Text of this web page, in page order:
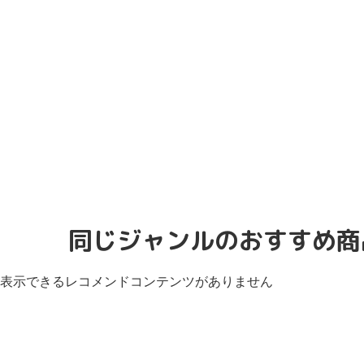
同じジャンルのおすすめ
表示できるレコメンドコンテンツがありません